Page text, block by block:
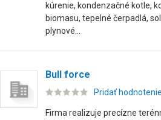
kúrenie, kondenzačné kotle,
biomasu, tepelné čerpadlá,
plynové...
Bull force
Pridať hodnotenie
Firma realizuje precízne